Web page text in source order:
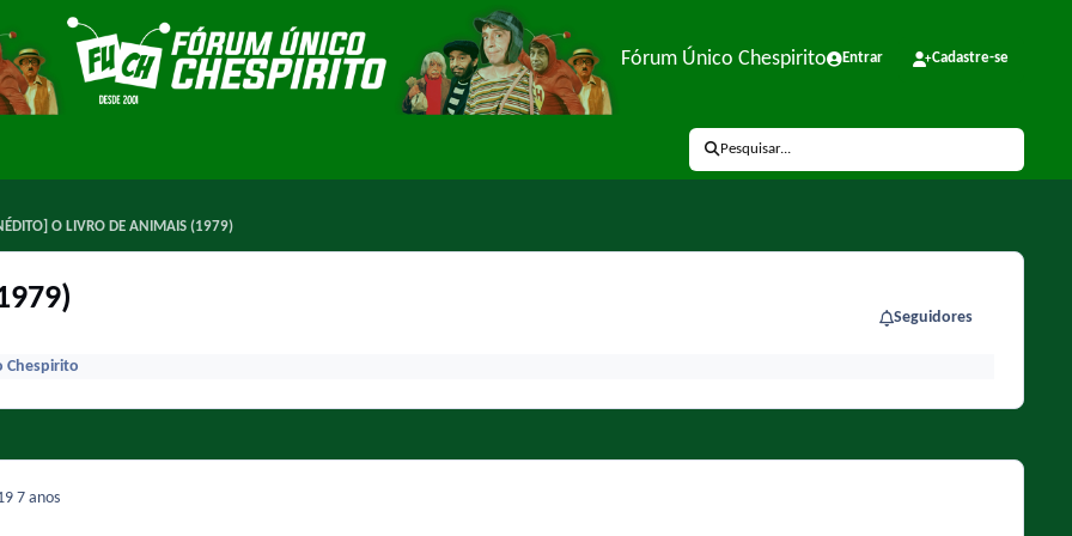
Fórum Único Chespirito Entrar Cadastre-se
Pesquisar...
O LIVRO DE ANIMAIS (1979)
Seguidores
Chespirito
7 anos